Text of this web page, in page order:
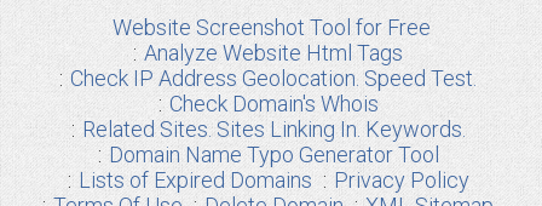
Website Screenshot Tool for Free
Analyze Website Html Tags
Check IP Address Geolocation. Speed Test.
Check Domain's Whois
Related Sites. Sites Linking In. Keywords.
Domain Name Typo Generator Tool
Lists of Expired Domains
Privacy Policy